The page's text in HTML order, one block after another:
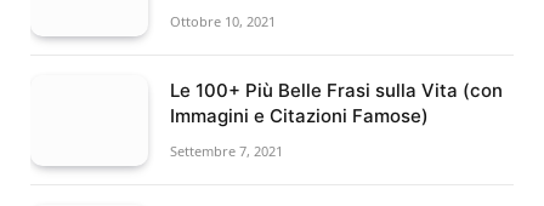
Ottobre 10, 2021
Le 100+ Più Belle Frasi sulla Vita (con
Immagini e Citazioni Famose)
Settembre 7, 2021